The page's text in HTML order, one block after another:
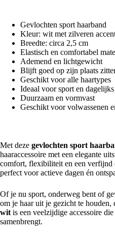
Gevlochten sport haarband
Kleur: wit met zilveren
Breedte: circa 2,5 cm
Elastisch en comfortabel
Ademend en lichtgewicht
Blijft goed op zijn plaats
Geschikt voor alle haartypes
Ideaal voor sport en
Duurzaam en vormvast
Geschikt voor volwassenen
Met deze gevlochten sport
haaraccessoire met een elegante
comfort, flexibiliteit en een verfijnd
perfect voor actieve dagen én
Of je nu sport, onderweg bent of
om je haar uit je gezicht te houden,
wit is een veelzijdige accessoire
samenbrengt.